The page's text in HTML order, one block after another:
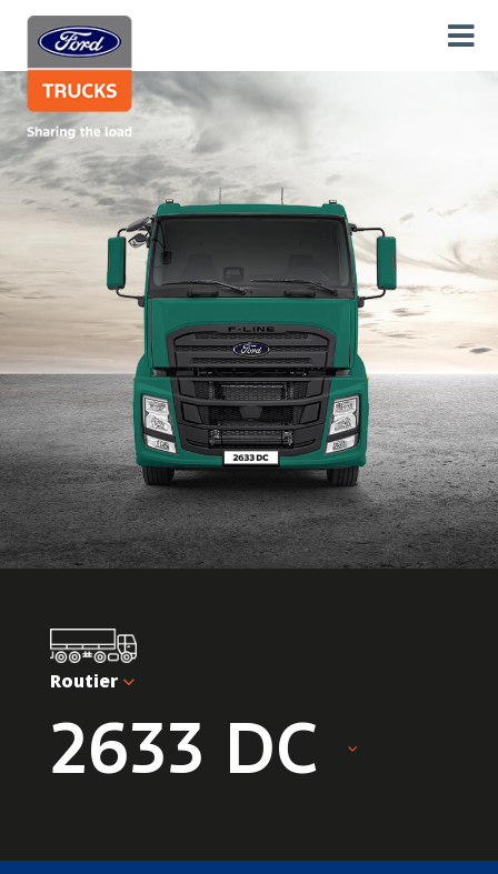
Routier
2633 DC